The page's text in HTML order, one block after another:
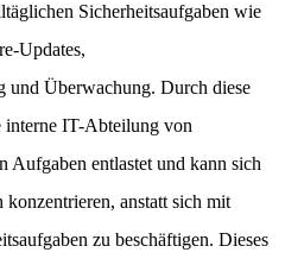
Sicherheitsaufgaben wie
Updates,
und Überwachung. Durch diese
IT-Abteilung von
Aufgaben entlastet und kann sich
konzentrieren, anstatt sich mit
zu beschäftigen. Dieses